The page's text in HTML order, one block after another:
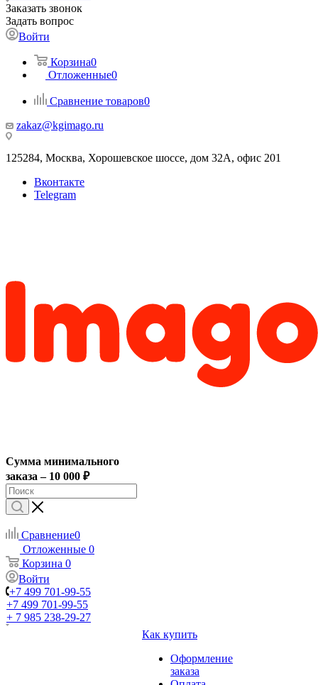
Заказать звонок
Задать вопрос
Войти
Корзина0
Отложенные0
Сравнение товаров0
zakaz@kgimago.ru
125284, Москва, Хорошевское шоссе, дом 32А, офис 201
Вконтакте
Telegram
Сумма минимального
заказа – 10 000 ₽
Сравнение0
Отложенные 0
Корзина 0
Войти
+7 499 701-99-55
+7 499 701-99-55
+ 7 985 238-29-27
Как купить
Оформление
заказа